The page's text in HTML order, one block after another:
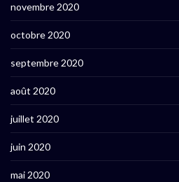
novembre 2020
octobre 2020
septembre 2020
août 2020
juillet 2020
juin 2020
mai 2020